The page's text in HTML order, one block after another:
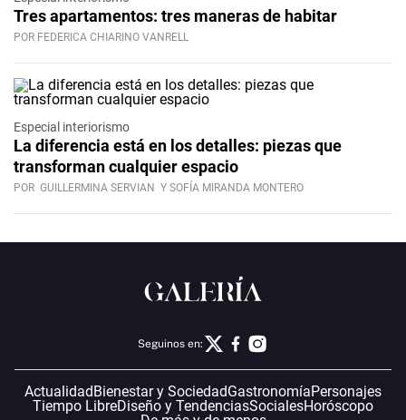
Tres apartamentos: tres maneras de habitar
POR FEDERICA CHIARINO VANRELL
Especial interiorismo
La diferencia está en los detalles: piezas que
transforman cualquier espacio
POR GUILLERMINA SERVIAN Y SOFÍA MIRANDA MONTERO
Seguinos en:
Actualidad Bienestar y SociedadGastronomíaPersonajes
Tiempo LibreDiseño y TendenciasSocialesHoróscopo